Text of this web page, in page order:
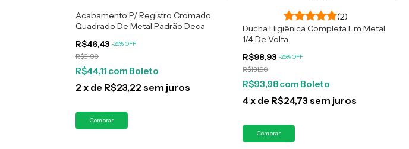
Acabamento P/ Registro Cromado
Quadrado De Metal Padrão Deca
R$46,43 -25%OFF
R$61,90
R$44,11 com Boleto
2 x de R$23,22 sem juros
(2)
Ducha Higiênica Completa Em Metal
1/4 De Volta
R$98,93-25%OFF
R$131,90
R$93,98com Boleto
4 x de R$24,73 sem juros